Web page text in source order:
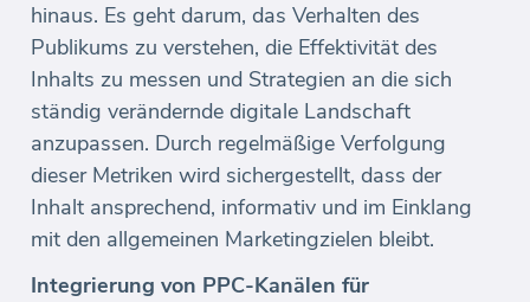
hinaus. Es geht darum, das Verhalten des
Publikums zu verstehen, die Effektivität des
Inhalts zu messen und Strategien an die sich
ständig verändernde digitale Landschaft
anzupassen. Durch regelmäßige Verfolgung
dieser Metriken wird sichergestellt, dass der
Inhalt ansprechend, informativ und im Einklang
mit den allgemeinen Marketingzielen bleibt.
Integrierung von PPC-Kanälen für